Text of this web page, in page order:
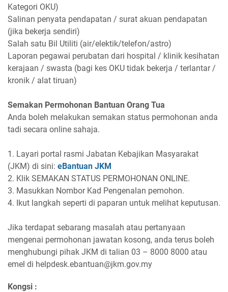
Kategori OKU)
Salinan penyata pendapatan / surat akuan pendapatan
(jika bekerja sendiri)
Salah satu Bil Utiliti (air/elektik/telefon/astro)
Laporan pegawai perubatan dari hospital / klinik kesihatan
kerajaan / swasta (bagi kes OKU tidak bekerja / terlantar /
kronik / alat tiruan)
Semakan Permohonan Bantuan Orang Tua
Anda boleh melakukan semakan status permohonan anda
tadi secara online sahaja.
1. Layari portal rasmi Jabatan Kebajikan Masyarakat
(JKM) di sini: eBantuan JKM
2. Klik SEMAKAN STATUS PERMOHONAN ONLINE.
3. Masukkan Nombor Kad Pengenalan pemohon.
4. Ikut langkah seperti di paparan untuk melihat keputusan.
Jika terdapat sebarang masalah atau pertanyaan
mengenai permohonan jawatan kosong, anda terus boleh
menghubungi pihak JKM di talian 03 – 8000 8000 atau
emel di helpdesk.ebantuan@jkm.gov.my
Kongsi :